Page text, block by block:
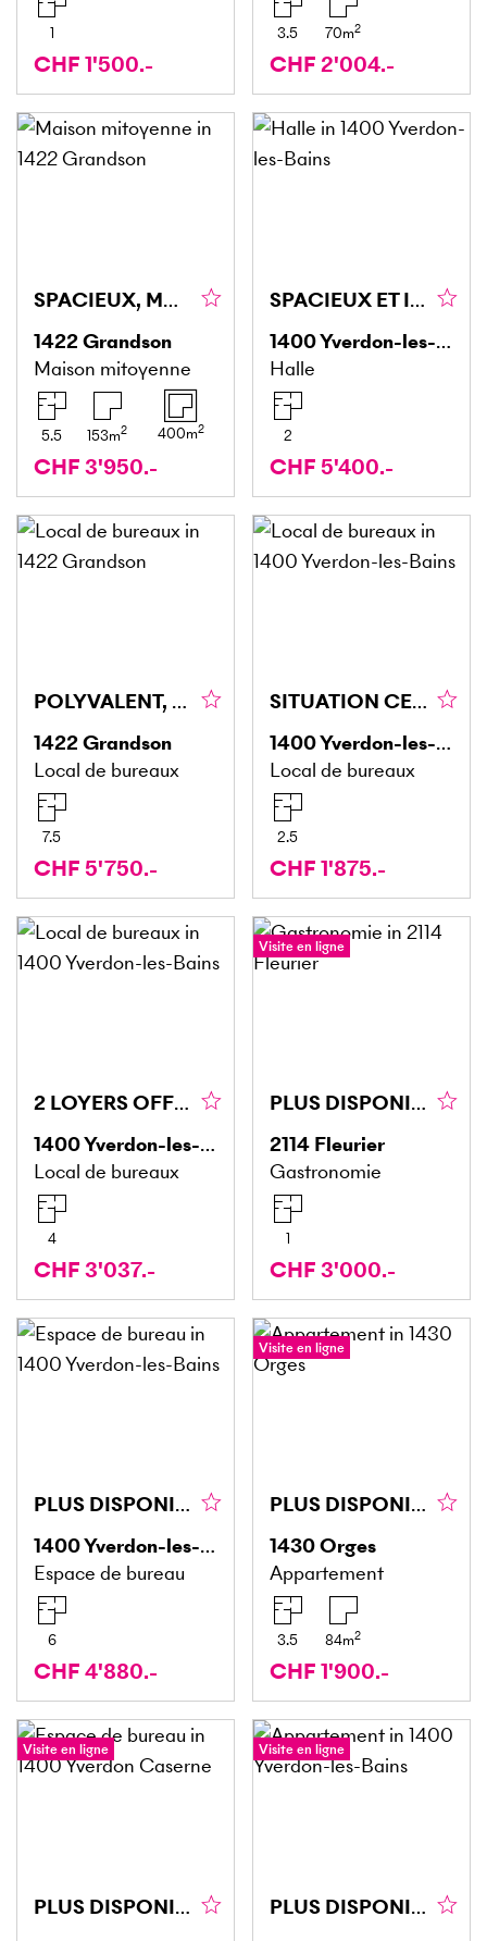
1
CHF 1'500.-
3.5 70m2
CHF 2'004.-
SPACIEUX, MODERNE ET GRAND JARDIN AVEC 3 TERRASSES
1422Grandson
Maison mitoyenne
5.5 153m2 400m2
CHF 3'950.-
SPACIEUX ET IDÉALEMENT SITUÉ
1400Yverdon-les-Bains
Halle
2
CHF 5'400.-
POLYVALENT, SPACIEUX, PROFESSIONNEL
1422Grandson
Local de bureaux
7.5
CHF 5'750.-
SITUATION CENTRALE AVEC EXCELLENTE VISIBILITÉ
1400Yverdon-les-Bains
Local de bureaux
2.5
CHF 1'875.-
2 LOYERS OFFERTS
1400Yverdon-les-Bains
Local de bureaux
4
CHF 3'037.-
Visite en ligne
PLUS DISPONIBLE
2114 Fleurier
Gastronomie
1
CHF 3'000.-
PLUS DISPONIBLE !
1400Yverdon-les-Bains
Espace de bureau
6
CHF 4'880.-
Visite en ligne
PLUS DISPONIBLE
1430Orges
Appartement
3.5 84m2
CHF 1'900.-
Visite en ligne
PLUS DISPONIBLE
Visite en ligne
PLUS DISPONIBLE